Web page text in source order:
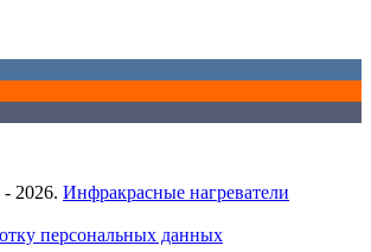
- 2026. Инфракрасные нагреватели
персональных данных